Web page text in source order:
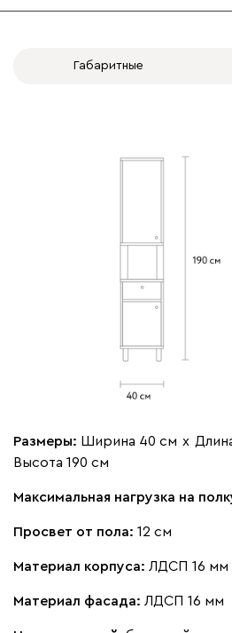
Габаритные
Размеры: Ширина 40 см х
Высота 190 см
Максимальная нагрузка на
Просвет от пола: 12 см
Материал корпуса: ЛДСП 16 мм
Материал фасада: ЛДСП 16 мм